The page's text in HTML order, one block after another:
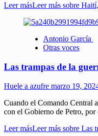
Leer másLeer más sobre
Antonio García
Otras voces
Las trampas de la
Huele a azufre marzo 19,
Cuando el Comando Central
con el Gobierno de Petro, por
Leer másLeer más sobre Las